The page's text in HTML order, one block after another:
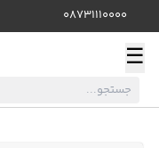
08731110000
☰